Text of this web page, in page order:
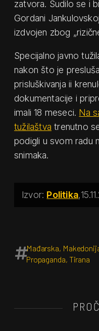
zatvora. Sudilo se i
Gordani
izdvojen zbog
Specijalno javno
nakon što je
prisluškivanja ii
dokumentacije i
imali 18 meseci. Na
tužilaštva trenutno
podigli u svom radu
snimaka.
Politika
Mađarska,
Propaganda, Tirana